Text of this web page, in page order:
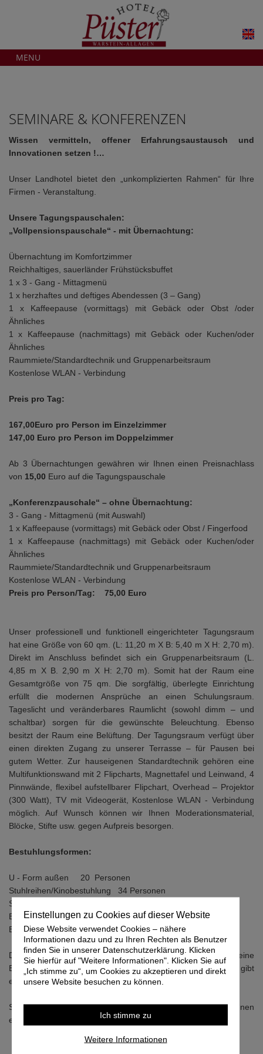
MENU
SEMINARE & KONFERENZEN
Wissen vermitteln, offener Erfahrungsaustausch und
Innovationen setzen !…
Unser Landhotel bietet den „unkomplizierten Rahmen“ für Ihre
Firmen - Veranstaltung.
Unsere Tagungspauschalen:
„Vollpensionspauschale“ - mit Übernachtung:
Übernachtung im Komfortzimmer
Reichhaltiges, sauerländer Frühstücksbuffet
1 x 3 - Gang - Mittagmenü
1 x herzhaftes und deftiges Abendessen (3 – Gang)
1 x Kaffeepause (vormittags) mit Gebäck oder Obst /oder
Ähnliches
1 x Kaffeepause (nachmittags) mit Gebäck oder Kuchen/oder
Ähnliches
Raummiete/Standardtechnik und Gruppenarbeitsraum
Kostenlose WLAN - Verbindung
Preis pro Tag:
167,00Euro pro Person im Einzelzimmer
147,00 Euro pro Person im Doppelzimmer
Ab 3 Übernachtungen gewähren wir Ihnen einen Preisnachlass
von 15,00 Euro auf die Tagungspauschale
„Konferenzpauschale“ – ohne Übernachtung:
3 - Gang - Mittagmenü (mit Auswahl)
1 x Kaffeepause (vormittags) mit Gebäck oder Obst / Fingerfood
1 x Kaffeepause (nachmittags) mit Gebäck oder Kuchen/oder
Ähnliches
Raummiete/Standardtechnik und Gruppenarbeitsraum
Kostenlose WLAN - Verbindung
Preis pro Person/Tag: 75,00 Euro
Unser professionell und funktionell eingerichteter Tagungsraum
hat eine Größe von 60 qm. (L: 11,20 m X B: 5,40 m X H: 2,70 m).
Direkt im Anschluss befindet sich ein Gruppenarbeitsraum (L.
4,85 m X B. 2,90 m X H: 2,70 m). Somit hat der Raum eine
Gesamtgröße von 75 qm. Die sorgfältig, überlegte Einrichtung
erfüllt die modernen Ansprüche an einen Schulungsraum.
Tageslicht und veränderbares Raumlicht (sowohl dimm – und
schaltbar) sorgen für die gewünschte Beleuchtung. Ebenso
besitzt der Raum eine Belüftung. Der Tagungsraum verfügt über
einen direkten Zugang zu unserer Terrasse – für Pausen bei
gutem Wetter. Zur hauseigenen Standardtechnik gehören eine
Multifunktionswand mit 2 Flipcharts, Magnettafel und Leinwand, 4
Pinnwände, flexibel aufstellbarer Flipchart, Overhead – Projektor
(300 Watt), TV mit Videogerät, Kostenlose WLAN - Verbindung
möglich. Auf Wunsch können wir Ihnen Moderationsmaterial,
Blöcke, Stifte usw. gegen Aufpreis besorgen.
Bestuhlungsformen:
U - Form außen 20 Personen
Stuhlreihen/Kinobestuhlung 34 Personen
Stuhlkreis 20 - 30 Personen
Block/Tafel (Gruppenraum) 12 Personen
Block Seminarraum 24 Personen
Die Bestuhlung ist unsererseits großzügig bemessen. Eine kleine
Erweiterung der Kapazitäten ist noch möglich. Für Workshops gibt
es im Hotel Bereiche für Gruppenarbeiten.
Sie suchen ein Rahmenprogramm?…auch hier können wir Ihnen
einige Vorschläge unterbreiten!
Einstellungen zu Cookies auf dieser Website
Diese Website verwendet Cookies – nähere
Informationen dazu und zu Ihren Rechten als Benutzer
finden Sie in unserer Datenschutzerklärung. Klicken
Sie hierfür auf "Weitere Informationen". Klicken Sie auf
„Ich stimme zu“, um Cookies zu akzeptieren und direkt
unsere Website besuchen zu können.
Ich stimme zu
Weitere Informationen